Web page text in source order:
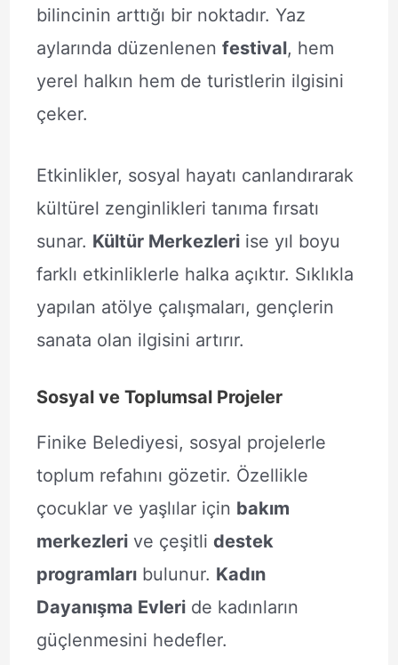
bilincinin arttığı bir noktadır. Yaz
aylarında düzenlenen festival, hem
yerel halkın hem de turistlerin ilgisini
çeker.
Etkinlikler, sosyal hayatı canlandırarak
kültürel zenginlikleri tanıma fırsatı
sunar. Kültür Merkezleriise yıl boyu
farklı etkinliklerle halka açıktır. Sıklıkla
yapılan atölye çalışmaları, gençlerin
sanata olan ilgisini artırır.
Sosyal ve Toplumsal Projeler
Finike Belediyesi, sosyal projelerle
toplum refahını gözetir. Özellikle
çocuklar ve yaşlılar için bakım
merkezlerive çeşitli destek
programlarıbulunur. Kadın
Dayanışma Evleride kadınların
güçlenmesini hedefler.